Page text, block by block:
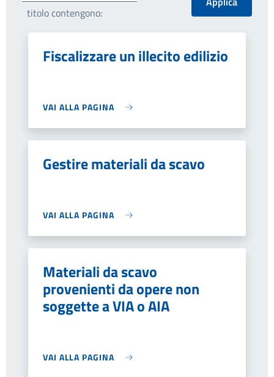
titolo contengono:
Fiscalizzare un illecito edilizio
VAI ALLA PAGINA
Gestire materiali da scavo
VAI ALLA PAGINA
Materiali da scavo
provenienti da opere non
soggette a VIA o AIA
VAI ALLA PAGINA